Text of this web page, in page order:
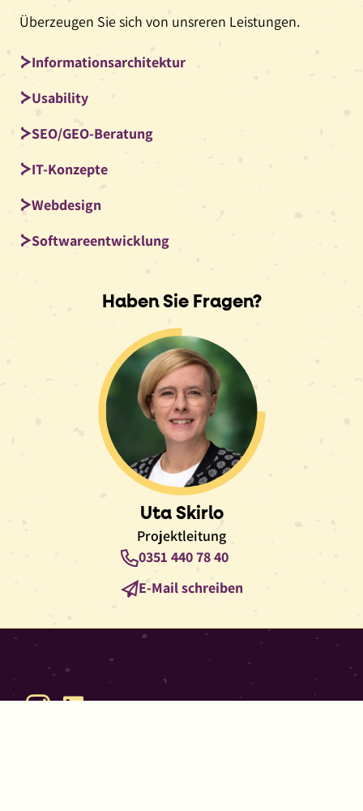
Überzeugen Sie sich von unsreren Leistungen.
Informationsarchitektur
Usability
SEO/GEO-Beratung
IT-Konzepte
Webdesign
Softwareentwicklung
Haben Sie Fragen?
Uta Skirlo
Projektleitung
Telefon
0351 440 78 40
E-
E-Mail schreiben
Instagram
LinkedIn